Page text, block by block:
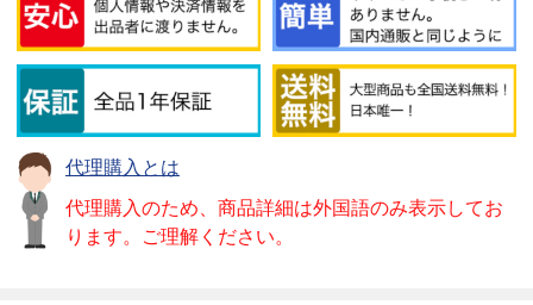
代理購入とは
代理購入のため、商品詳細は外国語のみ表示してお
ります。ご理解ください。